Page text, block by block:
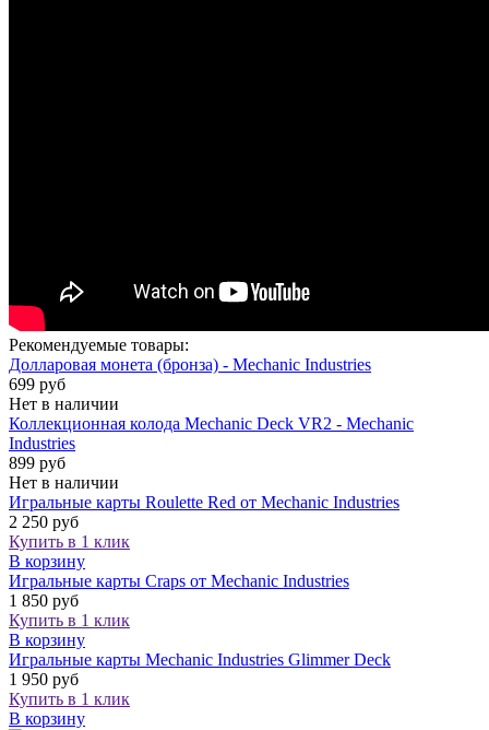
Рекомендуемые товары:
Долларовая монета (бронза) - Mechanic Industries
699 руб
Нет в наличии
Коллекционная колода Mechanic Deck VR2 - Mechanic
Industries
899 руб
Нет в наличии
Игральные карты Roulette Red от Mechanic Industries
2 250 руб
Купить в 1 клик
В корзину
Игральные карты Craps от Mechanic Industries
1 850 руб
Купить в 1 клик
В корзину
Игральные карты Mechanic Industries Glimmer Deck
1 950 руб
Купить в 1 клик
В корзину